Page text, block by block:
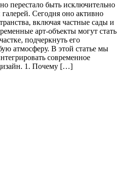
перестало быть исключительно
Сегодня оно активно
включая частные сады и
арт-объекты могут стать
подчеркнуть его
атмосферу. В этой статье мы
современное
1. Почему […]